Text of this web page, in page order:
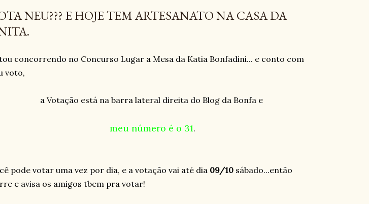
NEU??? E HOJE TEM ARTESANATO NA CASA DA
concorrendo no Concurso Lugar a Mesa da Katia Bonfadini... e conto com
voto,
a Votação está na barra lateral direita do Blog da Bonfa e
meu número é o 31.
pode votar uma vez por dia, e a votação vai até dia 09/10sábado...então
e avisa os amigos tbem pra votar!